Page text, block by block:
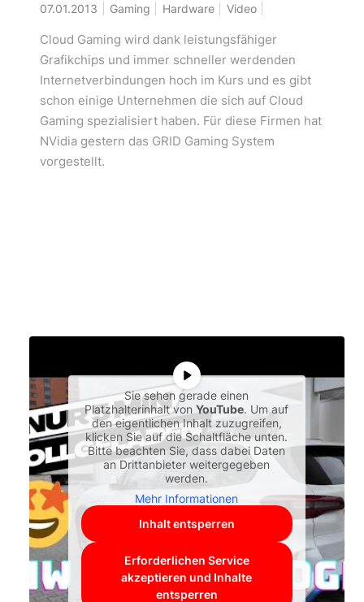
07.01.2013 Gaming Hardware Video
Cloud Gaming wird dank leistungsfähiger
Grafikchips und immer schneller werdenden
Internetverbindungen hoch im Kurs und es gibt
schon einige Unternehmen die sich auf Cloud
Gaming spezialisiert haben. Für diese Firmen hat
NVidia gestern das GRID Gaming System
vorgestellt.
Sie sehen gerade einen
Platzhalterinhalt vonYouTube. Um auf
den eigentlichen Inhalt zuzugreifen,
klicken Sie auf die Schaltfläche unten.
Bitte beachten Sie, dass dabei Daten
an Drittanbieter weitergegeben
werden.
Mehr Informationen
Inhalt entsperren
Erforderlichen Service
akzeptieren und Inhalte
entsperren